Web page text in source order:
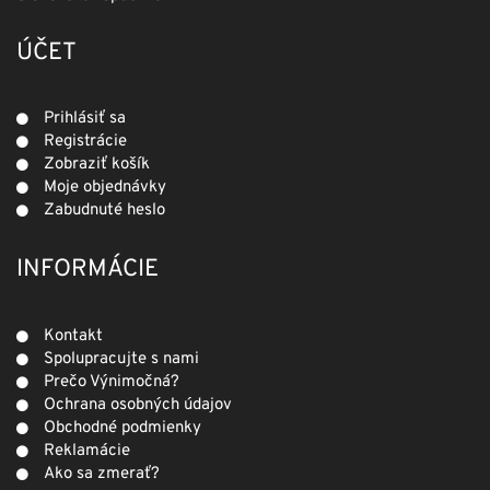
ÚČET
Prihlásiť sa
Registrácie
Zobraziť košík
Moje objednávky
Zabudnuté heslo
INFORMÁCIE
Kontakt
Spolupracujte s nami
Prečo Výnimočná?
Ochrana osobných údajov
Obchodné podmienky
Reklamácie
Ako sa zmerať?